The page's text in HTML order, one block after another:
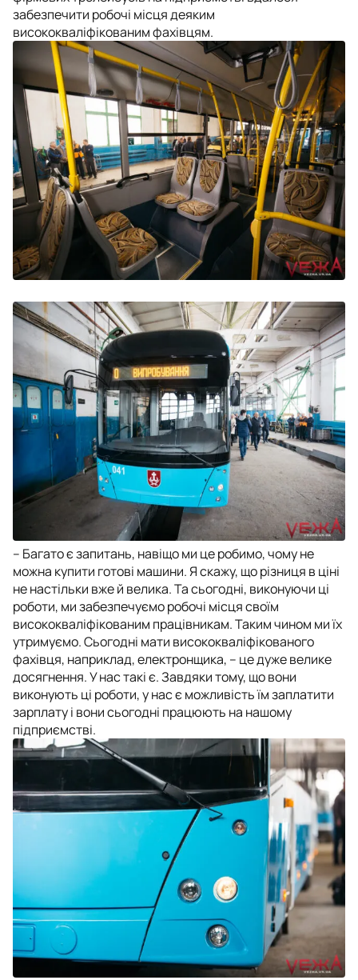
забезпечити робочі місця деяким
висококваліфікованим фахівцям.
– Багато є запитань, навіщо ми це робимо, чому не
можна купити готові машини. Я скажу, що різниця в ціні
не настільки вже й велика. Та сьогодні, виконуючи ці
роботи, ми забезпечуємо робочі місця своїм
висококваліфікованим працівникам. Таким чином ми їх
утримуємо. Сьогодні мати висококваліфікованого
фахівця, наприклад, електронщика, – це дуже велике
досягнення. У нас такі є. Завдяки тому, що вони
виконують ці роботи, у нас є можливість їм заплатити
зарплату і вони сьогодні працюють на нашому
підприємстві.